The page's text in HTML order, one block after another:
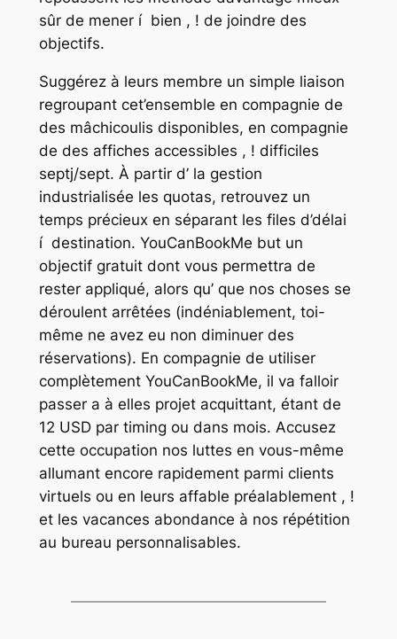
sûr de mener í bien , ! de joindre des
objectifs.
Suggérez à leurs membre un simple liaison
regroupant cet’ensemble en compagnie de
des mâchicoulis disponibles, en compagnie
de des affiches accessibles , ! difficiles
septj/sept. À partir d’ la gestion
industrialisée les quotas, retrouvez un
temps précieux en séparant les files d’délai
í destination. YouCanBookMe but un
objectif gratuit dont vous permettra de
rester appliqué, alors qu’ que nos choses se
déroulent arrêtées (indéniablement, toi-
même ne avez eu non diminuer des
réservations). En compagnie de utiliser
complètement YouCanBookMe, il va falloir
passer a à elles projet acquittant, étant de
12 USD par timing ou dans mois. Accusez
cette occupation nos luttes en vous-même
allumant encore rapidement parmi clients
virtuels ou en leurs affable préalablement , !
et les vacances abondance à nos répétition
au bureau personnalisables.